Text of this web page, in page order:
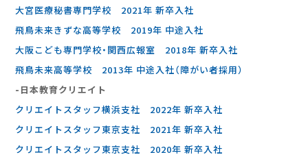
大宮医療秘書専門学校 2021年 新卒入社
飛鳥未来きずな高等学校 2019年 中途入社
大阪こども専門学校・関西広報室 2018年 新卒入社
飛鳥未来高等学校 2013年 中途入社（障がい者採用）
-⽇本教育クリエイト
クリエイトスタッフ横浜支社 2022年 新卒入社
クリエイトスタッフ東京支社 2021年 新卒入社
クリエイトスタッフ東京支社 2020年 新卒入社